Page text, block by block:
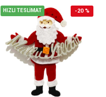
HIZLI TESLİMAT -20 %